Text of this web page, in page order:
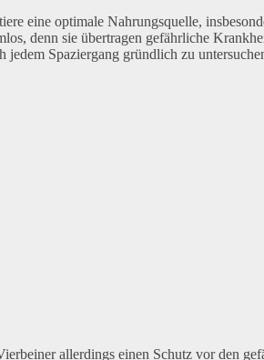
eine optimale Nahrungsquelle,
denn sie übertragen gefährliche
jedem Spaziergang gründlich zu
allerdings einen Schutz vor den